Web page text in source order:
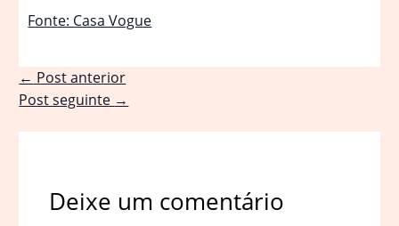
Fonte: Casa Vogue
← Post anterior
Post seguinte →
Deixe um comentário